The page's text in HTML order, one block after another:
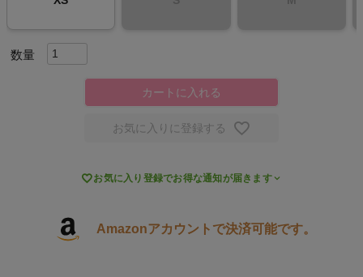
ヨガ
キャンプ・フェス
ビジネス
カートに入れる
お気に入りに登録する
お気に入り登録でお得な通知が届きます
Amazonアカウントで決済可能です。